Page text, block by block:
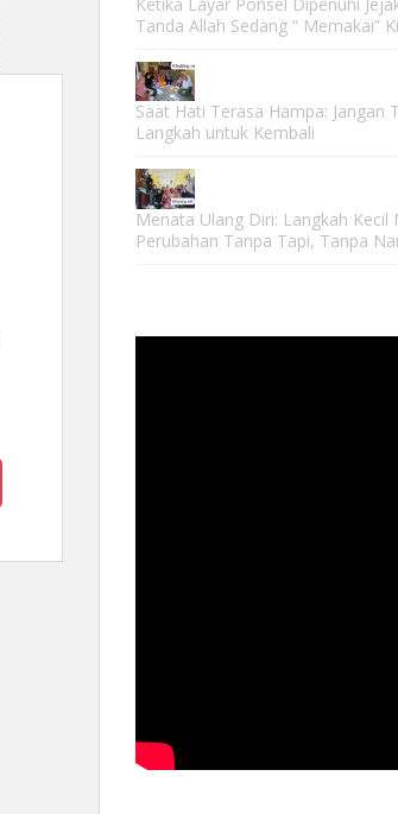
Tanda Allah Sedang “ Memakai”
Saat Hati Terasa Hampa: Jangan
Langkah untuk Kembali
Menata Ulang Diri: Langkah Kecil
Perubahan Tanpa Tapi, Tanpa